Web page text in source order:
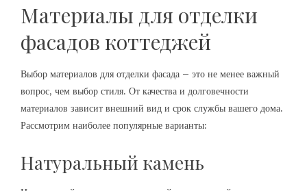
Материалы для отделки
фасадов коттеджей
Выбор материалов для отделки фасада – это не менее важный
вопрос‚ чем выбор стиля. От качества и долговечности
материалов зависит внешний вид и срок службы вашего дома.
Рассмотрим наиболее популярные варианты:
Натуральный камень